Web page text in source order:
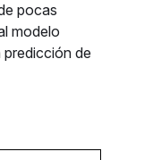
pocas
modelo
predicción de